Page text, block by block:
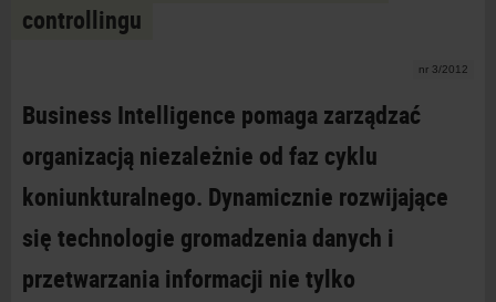
controllingu
nr 3/2012
Business Intelligence pomaga zarządzać
organizacją niezależnie od faz cyklu
koniunkturalnego. Dynamicznie rozwijające
się technologie gromadzenia danych i
przetwarzania informacji nie tylko